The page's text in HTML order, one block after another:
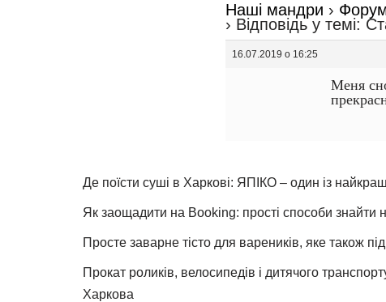
Наші мандри ›
› Відповідь у темі:
16.07.2019 о 16:25
Меня
Де поїсти суші в Харкові: ЯПІКО – один із
Як заощадити на Booking: прості способи знайти
Просте заварне тісто для вареників, яке також
Прокат роликів, велосипедів і дитячого
Харкова